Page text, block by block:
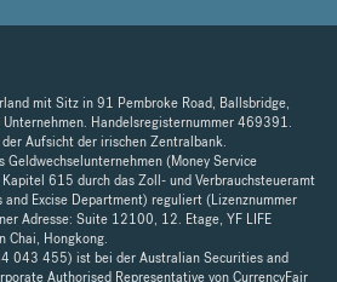
mit Sitz in 91 Pembroke Road, Ballsbridge,
Handelsregisternummer 469391.
Aufsicht der irischen Zentralbank.
Geldwechselunternehmen (Money Service
615 durch das Zoll- und Verbrauchsteueramt
and Excise Department) reguliert (Lizenznummer
Adresse: Suite 12100, 12. Etage, YF LIFE
Chai, Hongkong.
043 455) ist bei der Australian Securities and
Authorised Representative von CurrencyFair